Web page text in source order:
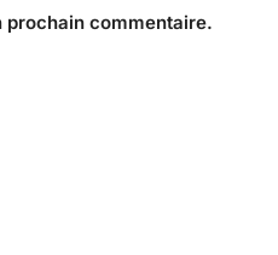
prochain commentaire.